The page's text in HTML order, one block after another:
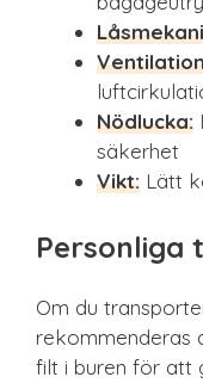
Nödlucka:
säkerhet
Vikt: Lätt
Personliga
Om du
rekommenderas
filt i buren för att